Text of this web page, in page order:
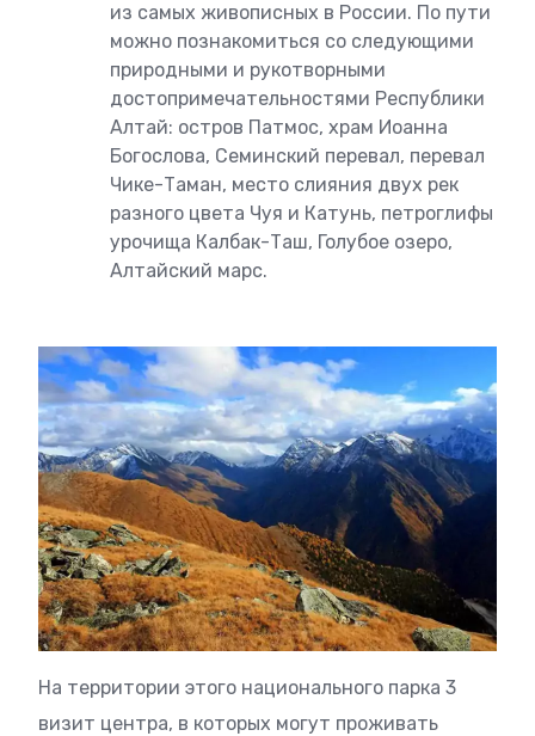
из самых живописных в России. По пути
можно познакомиться со следующими
природными и рукотворными
достопримечательностями Республики
Алтай: остров Патмос, храм Иоанна
Богослова, Семинский перевал, перевал
Чике-Таман, место слияния двух рек
разного цвета Чуя и Катунь, петроглифы
урочища Калбак-Таш, Голубое озеро,
Алтайский марс.
На территории этого национального парка 3
визит центра, в которых могут проживать